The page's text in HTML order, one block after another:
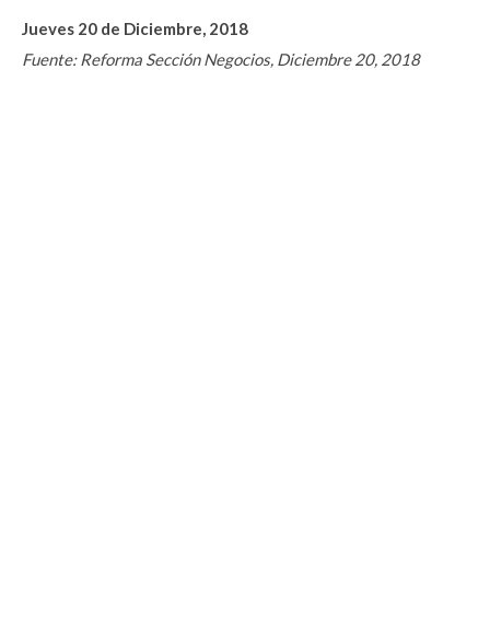
Jueves 20 de Diciembre, 2018
Fuente: Reforma Sección Negocios, Diciembre 20, 2018